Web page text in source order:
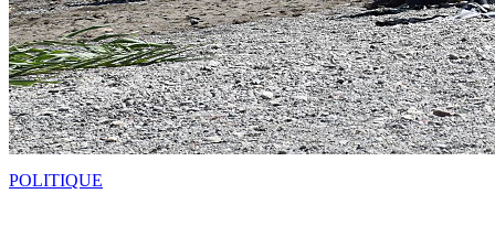
POLITIQUE